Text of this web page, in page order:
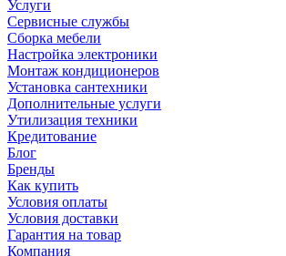
Услуги
Сервисные службы
Сборка мебели
Настройка электроники
Монтаж кондиционеров
Установка сантехники
Дополнительные услуги
Утилизация техники
Кредитование
Блог
Бренды
Как купить
Условия оплаты
Условия доставки
Гарантия на товар
Компания